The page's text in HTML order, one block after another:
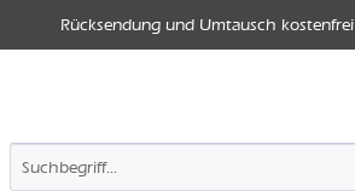
Rücksendung und Umtausch kostenfrei